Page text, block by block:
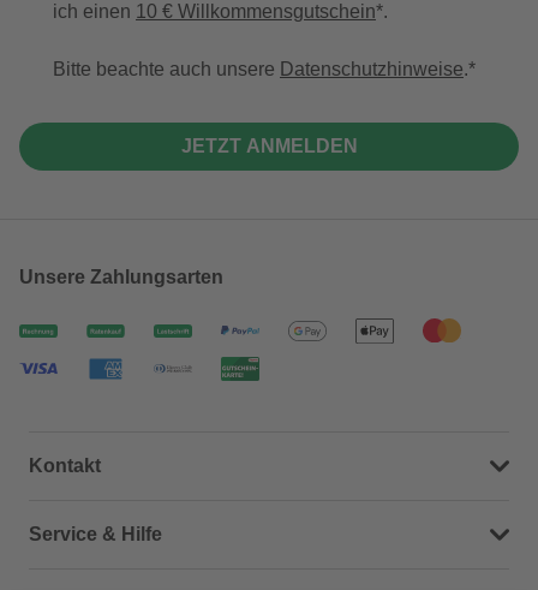
ich einen 10 € Willkommensgutschein*.
Bitte beachte auch unsere Datenschutzhinweise.
JETZT ANMELDEN
Unsere Zahlungsarten
Kontakt
Dein Kontakt zu uns
Service & Hilfe